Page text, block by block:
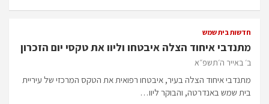
חדשות בית שמש
מתנדבי איחוד הצלה איבטחו וליוו את טקסי יום הזכרון
ב׳ באייר ה׳תשפ״א
מתנדבי איחוד הצלה בעיר, איבטחו רפואית את הטקס המרכזי של עיריית
בית שמש באנדרטה, והבוקר ליוו…